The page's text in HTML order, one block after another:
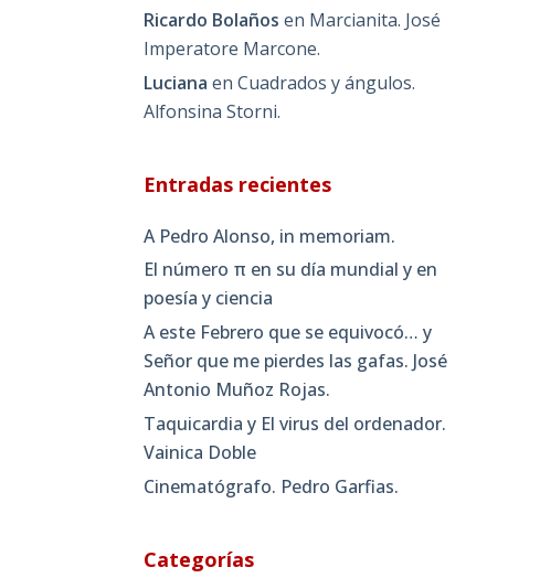
Ricardo Bolaños en Marcianita. José
Imperatore Marcone.
Luciana enCuadrados y ángulos.
Alfonsina Storni.
Entradas recientes
A Pedro Alonso, in memoriam.
El número π en su día mundial y en
poesía y ciencia
A este Febrero que se equivocó… y
Señor que me pierdes las gafas. José
Antonio Muñoz Rojas.
Taquicardia y El virus del ordenador.
Vainica Doble
Cinematógrafo. Pedro Garfias.
Categorías